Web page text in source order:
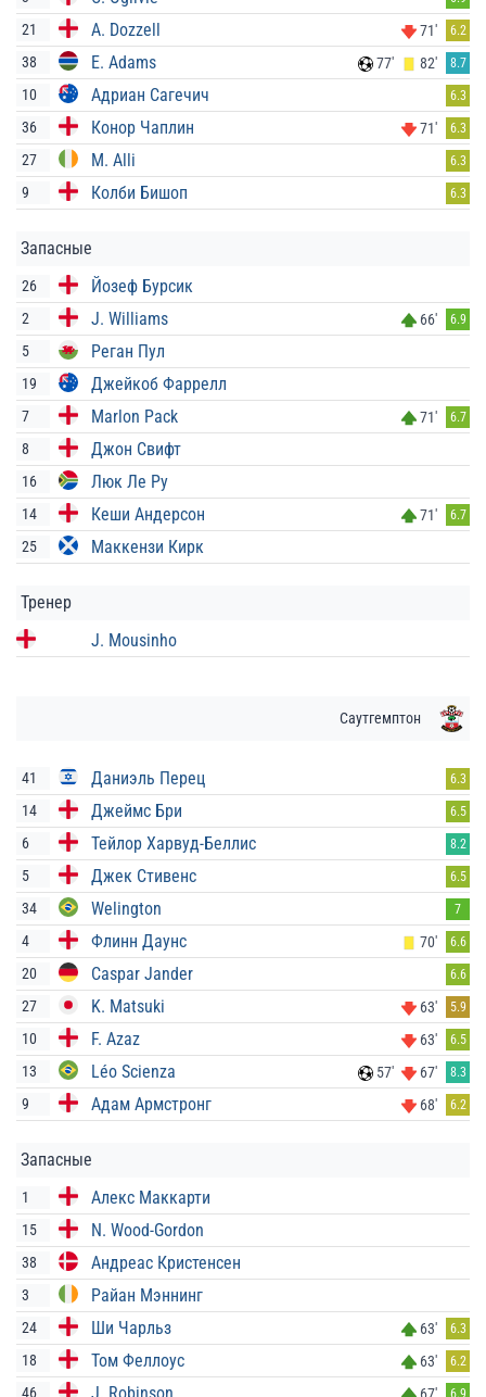
21 A. Dozzell 71' 6.2
38 E. Adams 77' 82' 8.7
10 Адриан Сагечич 6.3
36 Конор Чаплин 71' 6.3
27 M. Alli 6.3
9 Колби Бишоп 6.3
Запасные
26 Йозеф Бурсик
2 J. Williams 66' 6.9
5 Реган Пул
19 Джейкоб Фаррелл
7 Marlon Pack 71' 6.7
8 Джон Свифт
16 Люк Ле Ру
14 Кеши Андерсон 71' 6.7
25 Маккензи Кирк
Тренер
J. Mousinho
Саутгемптон
41 Даниэль Перец 6.3
14 Джеймс Бри 6.5
6 Тейлор Харвуд-Беллис 8.2
5 Джек Стивенс 6.5
34 Welington 7
4 Флинн Даунс 70' 6.6
20 Caspar Jander 6.6
27 K. Matsuki 63' 5.9
10 F. Azaz 63' 6.5
13 Léo Scienza 57' 67' 8.3
9 Адам Армстронг 68' 6.2
Запасные
1 Алекс Маккарти
15 N. Wood-Gordon
38 Андреас Кристенсен
3 Райан Мэннинг
24 Ши Чарльз 63' 6.3
18 Том Феллоус 63' 6.2
46 J. Robinson 67' 6.9